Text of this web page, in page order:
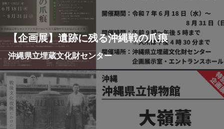
【企画展】遺跡に残る沖縄戦の爪痕
沖縄県立埋蔵文化財センター